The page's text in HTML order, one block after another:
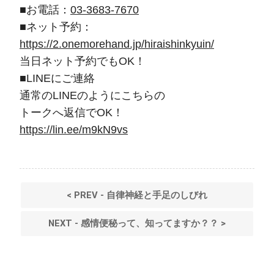
■お電話： 03-3683-7670
■ネット予約：
https://2.onemorehand.jp/hiraishinkyuin/
当日ネット予約でもOK！
■LINEにご連絡
通常のLINEのようにこちらの
トークへ返信でOK！
https://lin.ee/m9kN9vs
< PREV - 自律神経と手足のしびれ
NEXT - 感情便秘って、知ってますか？？ >